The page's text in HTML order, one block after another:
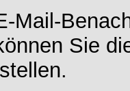
Mail-
Sie